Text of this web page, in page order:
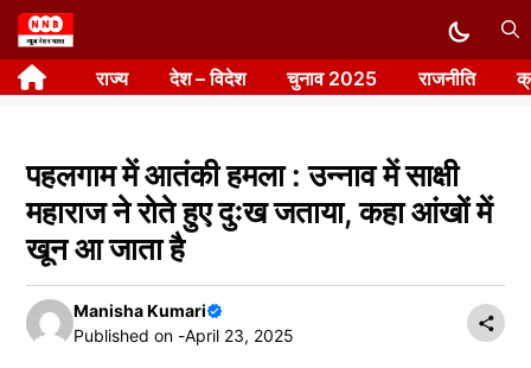
Skip
to
content राज्य देश – विदेश चुनाव 2025 राजनीति
पहलगाम में आतंकी हमला : उन्नाव में साक्षी
महाराज ने रोते हुए दुःख जताया, कहा आंखों में
खून आ जाता है
Manisha Kumari
Published on -April 23, 2025